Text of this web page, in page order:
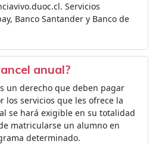
Servicios
Banco Santander y Banco de
anual?
un derecho que deben pagar
los servicios que les ofrece la
se hará exigible en su totalidad
matricularse un alumno en
determinado.